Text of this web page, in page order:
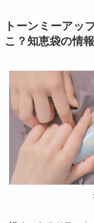
トーンミーアッ
こ？知恵袋の情